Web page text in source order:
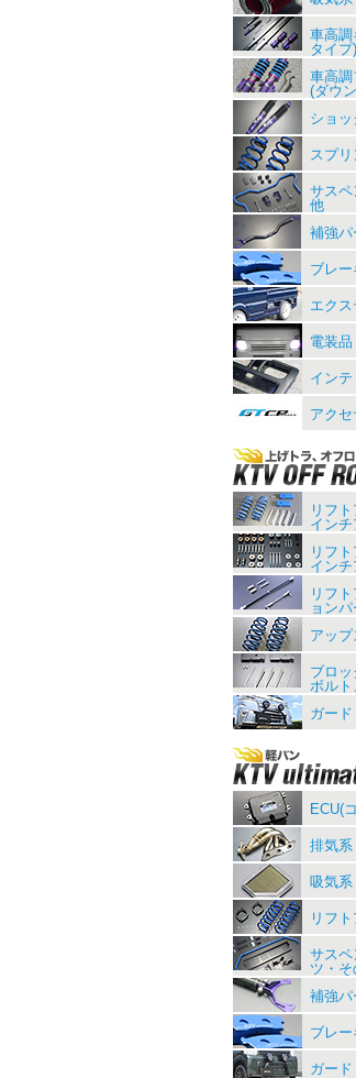
車高調
タイプ)
車高調
(ダウ
ショ
スプリ
サスペ
他
補強パ
ブレー
エクス
電装品
インテ
アクセ
リフ
イン
リフ
イン
リフ
ョン
アッ
ブロ
ボルト
ガード
ECU(
排気系
吸気系
リフ
サスペ
ツ・そ
補強パ
ブレー
ガード